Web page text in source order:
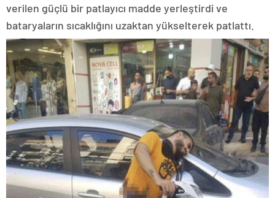
verilen güçlü bir patlayıcı madde yerleştirdi ve
bataryaların sıcaklığını uzaktan yükselterek patlattı.